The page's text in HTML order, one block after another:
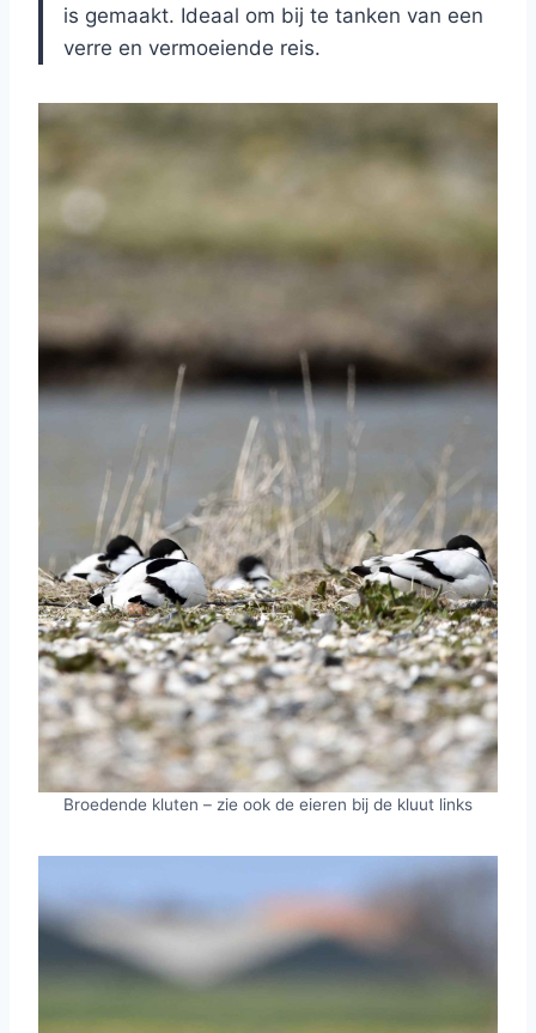
is gemaakt. Ideaal om bij te tanken van een
verre en vermoeiende reis.
Broedende kluten – zie ook de eieren bij de kluut links